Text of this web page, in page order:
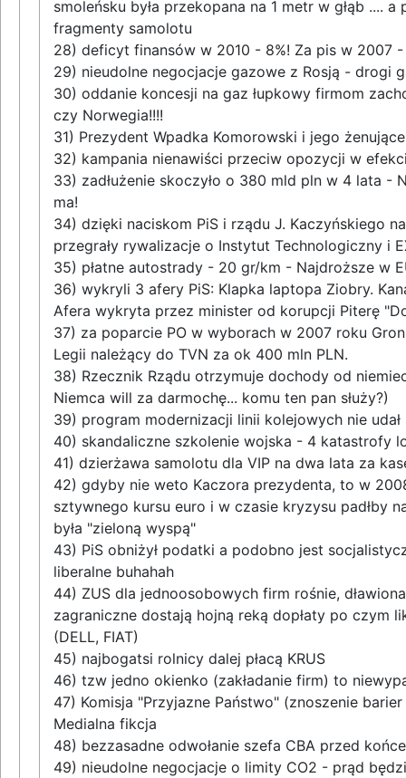
smoleńsku była przekopana na 1 metr w głąb ....
fragmenty samolotu
28) deficyt finansów w 2010 - 8%! Za pis w 2007
29) nieudolne negocjacje gazowe z Rosją - drogi
30) oddanie koncesji na gaz łupkowy firmom
czy Norwegia!!!!
31) Prezydent Wpadka Komorowski i jego
32) kampania nienawiści przeciw opozycji w
33) zadłużenie skoczyło o 380 mld pln w 4 lata -
ma!
34) dzięki naciskom PiS i rządu J. Kaczyńskiego
przegrały rywalizacje o Instytut Technologiczny i
35) płatne autostrady - 20 gr/km - Najdroższe w
36) wykryli 3 afery PiS: Klapka laptopa Ziobry.
Afera wykryta przez minister od korupcji Piterę
37) za poparcie PO w wyborach w 2007 roku
Legii należący do TVN za ok 400 mln PLN.
38) Rzecznik Rządu otrzymuje dochody od
Niemca will za darmochę... komu ten pan służy?)
39) program modernizacji linii kolejowych nie
40) skandaliczne szkolenie wojska - 4 katastrofy
41) dzierżawa samolotu dla VIP na dwa lata za
42) gdyby nie weto Kaczora prezydenta, to w
sztywnego kursu euro i w czasie kryzysu padłby
była "zieloną wyspą"
43) PiS obniżył podatki a podobno jest
liberalne buhahah
44) ZUS dla jednoosobowych firm rośnie,
zagraniczne dostają hojną reką dopłaty po czym
(DELL, FIAT)
45) najbogatsi rolnicy dalej płacą KRUS
46) tzw jedno okienko (zakładanie firm) to
47) Komisja "Przyjazne Państwo" (znoszenie
Medialna fikcja
48) bezzasadne odwołanie szefa CBA przed
49) nieudolne negocjacje o limity CO2 - prąd